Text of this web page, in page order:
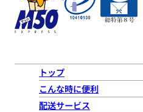
トップ
こんな時に便利
配送サービス